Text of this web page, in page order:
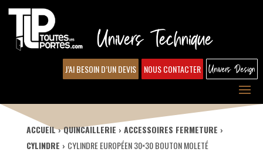
Univers Technique
J’AI BESOIN D’UN DEVIS NOUS CONTACTER Univers Design
ACCUEIL QUINCAILLERIE
ACCESSOIRES FERMETURE
CYLINDRE
CYLINDRE EUROPÉEN 30×30 BOUTON MOLETÉ